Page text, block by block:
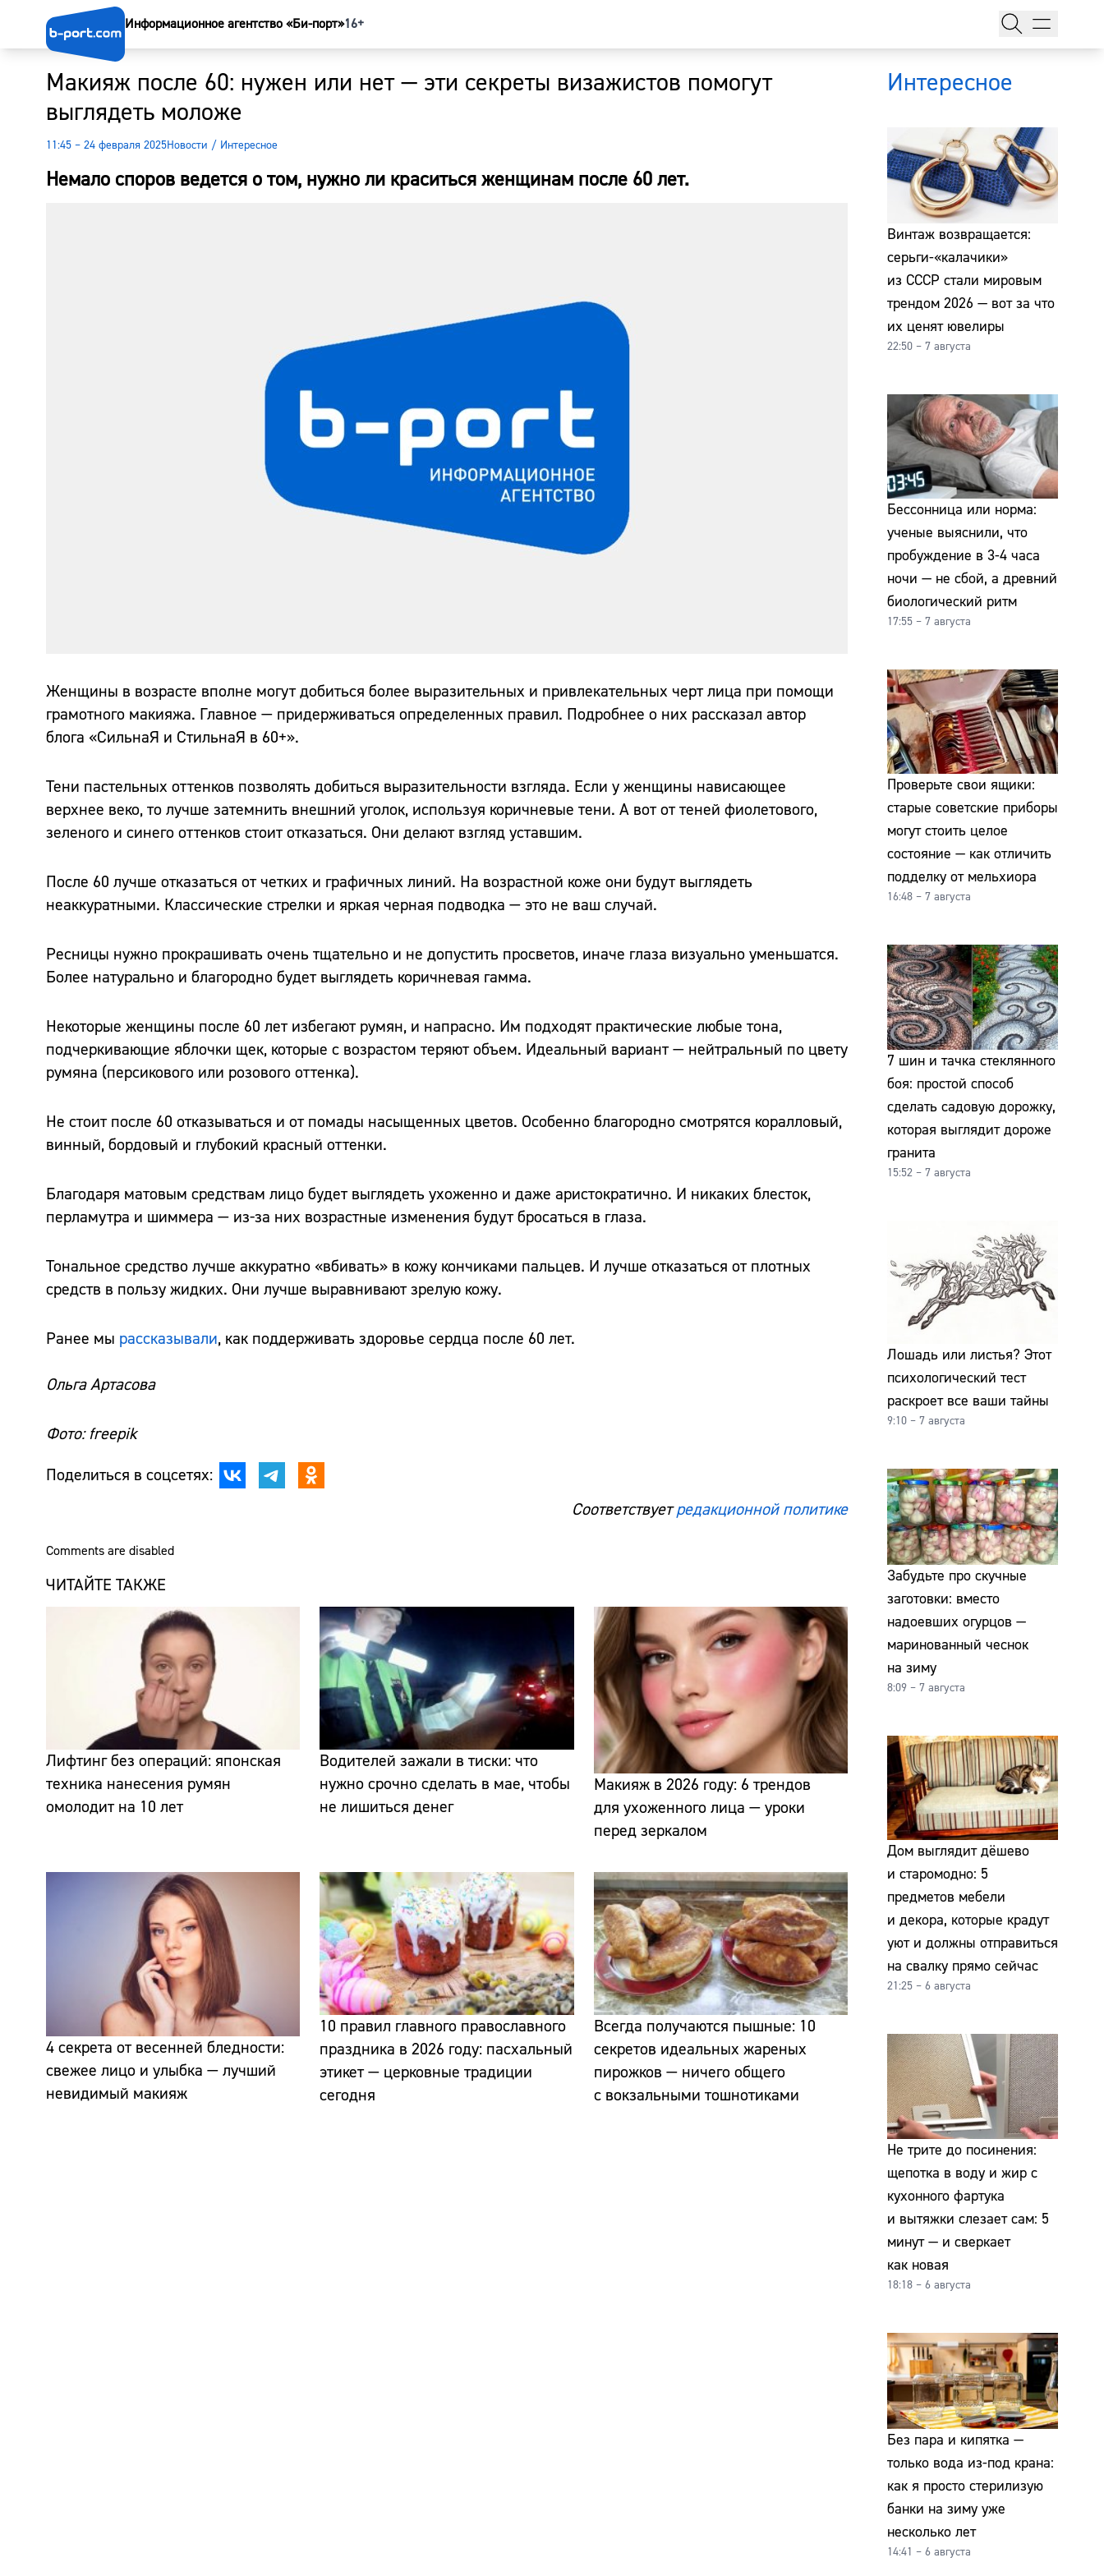
Информационное агентство «Би-порт»16+
Макияж после 60: нужен или нет — эти секреты визажистов помогут
выглядеть моложе
11:45 – 24 февраля 2025Новости / Интересное
Немало споров ведется о том, нужно ли краситься женщинам после 60 лет.
Женщины в возрасте вполне могут добиться более выразительных и привлекательных черт лица при помощи
грамотного макияжа. Главное — придерживаться определенных правил. Подробнее о них рассказал автор
блога «СильнаЯ и СтильнаЯ в 60+».
Тени пастельных оттенков позволять добиться выразительности взгляда. Если у женщины нависающее
верхнее веко, то лучше затемнить внешний уголок, используя коричневые тени. А вот от теней фиолетового,
зеленого и синего оттенков стоит отказаться. Они делают взгляд уставшим.
После 60 лучше отказаться от четких и графичных линий. На возрастной коже они будут выглядеть
неаккуратными. Классические стрелки и яркая черная подводка — это не ваш случай.
Ресницы нужно прокрашивать очень тщательно и не допустить просветов, иначе глаза визуально уменьшатся.
Более натурально и благородно будет выглядеть коричневая гамма.
Некоторые женщины после 60 лет избегают румян, и напрасно. Им подходят практические любые тона,
подчеркивающие яблочки щек, которые с возрастом теряют объем. Идеальный вариант — нейтральный по цвету
румяна (персикового или розового оттенка).
Не стоит после 60 отказываться и от помады насыщенных цветов. Особенно благородно смотрятся коралловый,
винный, бордовый и глубокий красный оттенки.
Благодаря матовым средствам лицо будет выглядеть ухоженно и даже аристократично. И никаких блесток,
перламутра и шиммера — из-за них возрастные изменения будут бросаться в глаза.
Тональное средство лучше аккуратно «вбивать» в кожу кончиками пальцев. И лучше отказаться от плотных
средств в пользу жидких. Они лучше выравнивают зрелую кожу.
Ранее мы рассказывали, как поддерживать здоровье сердца после 60 лет.
Ольга Артасова
Фото: freepik
Поделиться в соцсетях:
Соответствуетредакционной политике
Comments are disabled
ЧИТАЙТЕ ТАКЖЕ
Лифтинг без операций: японская
техника нанесения румян
омолодит на 10 лет
Водителей зажали в тиски: что
нужно срочно сделать в мае, чтобы
не лишиться денег
Макияж в 2026 году: 6 трендов
для ухоженного лица — уроки
перед зеркалом
4 секрета от весенней бледности:
свежее лицо и улыбка — лучший
невидимый макияж
10 правил главного православного
праздника в 2026 году: пасхальный
этикет — церковные традиции
сегодня
Всегда получаются пышные: 10
секретов идеальных жареных
пирожков — ничего общего
с вокзальными тошнотиками
Интересное
Винтаж возвращается:
серьги-«калачики»
из СССР стали мировым
трендом 2026 — вот за что
их ценят ювелиры
22:50 – 7 августа
Бессонница или норма:
ученые выяснили, что
пробуждение в 3-4 часа
ночи — не сбой, а древний
биологический ритм
17:55 – 7 августа
Проверьте свои ящики:
старые советские приборы
могут стоить целое
состояние — как отличить
подделку от мельхиора
16:48 – 7 августа
7 шин и тачка стеклянного
боя: простой способ
сделать садовую дорожку,
которая выглядит дороже
гранита
15:52 – 7 августа
Лошадь или листья? Этот
психологический тест
раскроет все ваши тайны
9:10 – 7 августа
Забудьте про скучные
заготовки: вместо
надоевших огурцов —
маринованный чеснок
на зиму
8:09 – 7 августа
Дом выглядит дёшево
и старомодно: 5
предметов мебели
и декора, которые крадут
уют и должны отправиться
на свалку прямо сейчас
21:25 – 6 августа
Не трите до посинения:
щепотка в воду и жир с
кухонного фартука
и вытяжки слезает сам: 5
минут — и сверкает
как новая
18:18 – 6 августа
Без пара и кипятка —
только вода из-под крана:
как я просто стерилизую
банки на зиму уже
несколько лет
14:41 – 6 августа
Наши гости
Курсы валют
Адрес:
Телефон: